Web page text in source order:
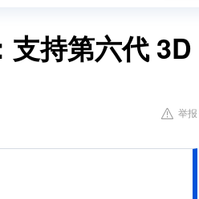
支持第六代 3D
举报